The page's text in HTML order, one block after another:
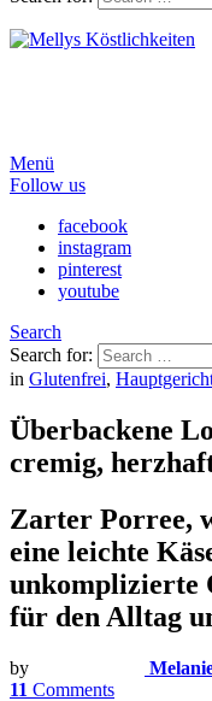
Menü
Follow us
facebook
instagram
pinterest
youtube
Search
Search for:
in Glutenfrei,
Überbackene
cremig,
Zarter Porree,
eine leichte
unkomplizierte
für den Alltag
by
11 Comments